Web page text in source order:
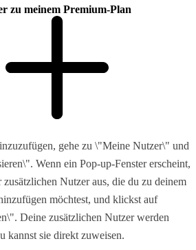
zu meinem Premium-Plan
gehe zu \"Meine Nutzer\" und
Wenn ein Pop-up-Fenster erscheint,
Nutzer aus, die du zu deinem
möchtest, und klickst auf
Deine zusätzlichen Nutzer werden
kannst sie direkt zuweisen.